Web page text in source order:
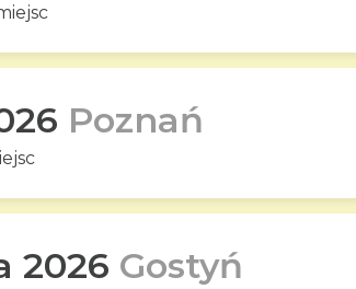
Poznań
2026 Gostyń